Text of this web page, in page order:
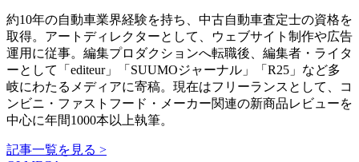
約10年の自動車業界経験を持ち、中古自動車査定士の資格を
取得。アートディレクターとして、ウェブサイト制作や広告
運用に従事。編集プロダクションへ転職後、編集者・ライタ
ーとして「editeur」「SUUMOジャーナル」「R25」など多
岐にわたるメディアに寄稿。現在はフリーランスとして、コ
ンビニ・ファストフード・メーカー関連の新商品レビューを
中心に年間1000本以上執筆。
記事一覧を見る >